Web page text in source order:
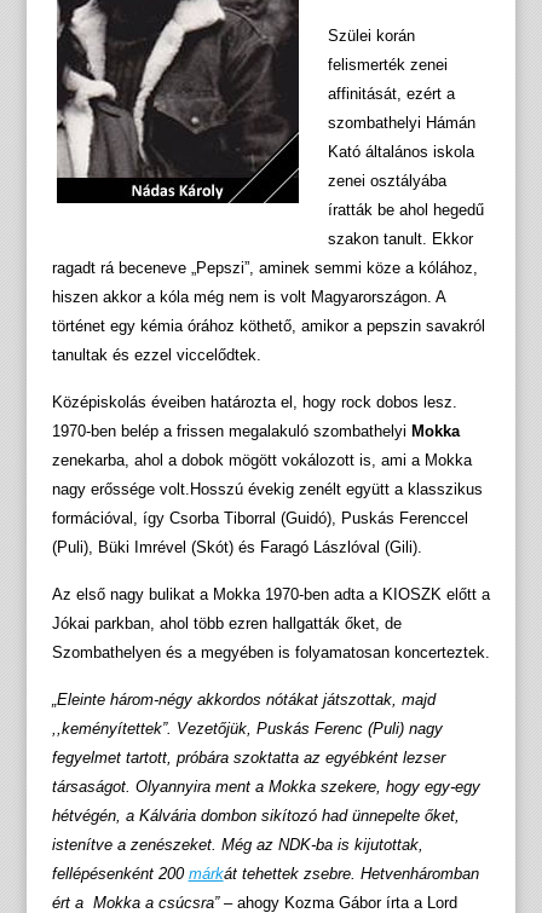
Szülei korán
felismerték zenei
affinitását, ezért a
szombathelyi Hámán
Kató általános iskola
zenei osztályába
íratták be ahol hegedű
szakon tanult. Ekkor
ragadt rá beceneve „Pepszi”, aminek semmi köze a kólához,
hiszen akkor a kóla még nem is volt Magyarországon. A
történet egy kémia órához köthető, amikor a pepszin savakról
tanultak és ezzel viccelődtek.
Középiskolás éveiben határozta el, hogy rock dobos lesz.
1970-ben belép a frissen megalakuló szombathelyi Mokka
zenekarba, ahol a dobok mögött vokálozott is, ami a Mokka
nagy erőssége volt.Hosszú évekig zenélt együtt a klasszikus
formációval, így Csorba Tiborral (Guidó), Puskás Ferenccel
(Puli), Büki Imrével (Skót) és Faragó Lászlóval (Gili).
Az első nagy bulikat a Mokka 1970-ben adta a KIOSZK előtt a
Jókai parkban, ahol több ezren hallgatták őket, de
Szombathelyen és a megyében is folyamatosan koncerteztek.
„Eleinte három-négy akkordos nótákat játszottak, majd
,,keményítettek”. Vezetőjük, Puskás Ferenc (Puli) nagy
fegyelmet tartott, próbára szoktatta az egyébként lezser
társaságot. Olyannyira ment a Mokka szekere, hogy egy-egy
hétvégén, a Kálvária dombon sikítozó had ünnepelte őket,
istenítve a zenészeket. Még az NDK-ba is kijutottak,
fellépésenként 200 márkát tehettek zsebre. Hetvenháromban
ért a Mokka a csúcsra”– ahogy Kozma Gábor írta a Lord